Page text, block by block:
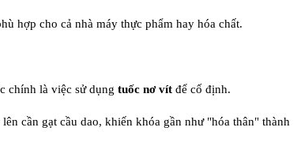
hợp cho cả nhà máy thực phẩm hay hóa chất.
chính là việc sử dụng tuốc nơ vít để cố định.
cần gạt cầu dao, khiến khóa gần như "hóa thân" thành